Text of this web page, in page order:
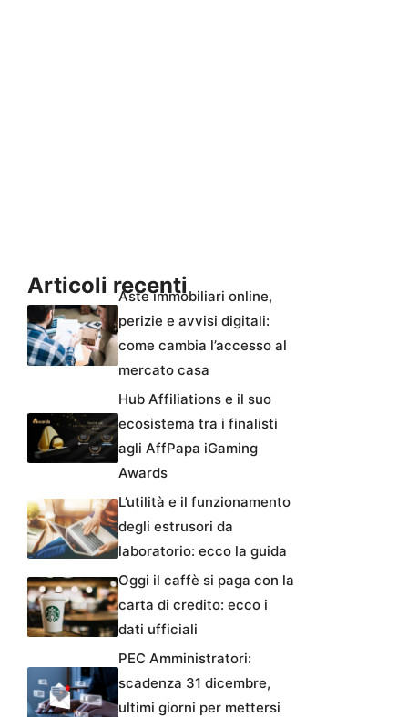
Articoli recentiAste immobiliari online,
perizie e avvisi digitali:
come cambia l’accesso al
mercato casa
Hub Affiliations e il suo
ecosistema tra i finalisti
agli AffPapa iGaming
Awards
L’utilità e il funzionamento
degli estrusori da
laboratorio: ecco la guida
Oggi il caffè si paga con la
carta di credito: ecco i
dati ufficiali
PEC Amministratori:
scadenza 31 dicembre,
ultimi giorni per mettersi